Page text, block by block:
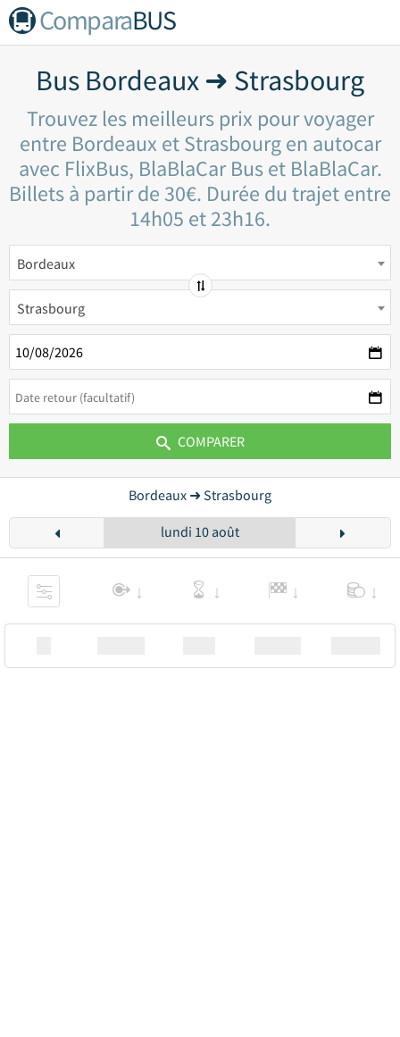
ComparaBUS
Bus Bordeaux ➜ Strasbourg
Trouvez les meilleurs prix pour voyager
entre Bordeaux et Strasbourg en autocar
avec FlixBus, BlaBlaCar Bus et BlaBlaCar.
Billets à partir de 30€. Durée du trajet entre
14h05 et 23h16.
Bordeaux
Strasbourg
COMPARER
Bordeaux ➜ Strasbourg
lundi 10 août